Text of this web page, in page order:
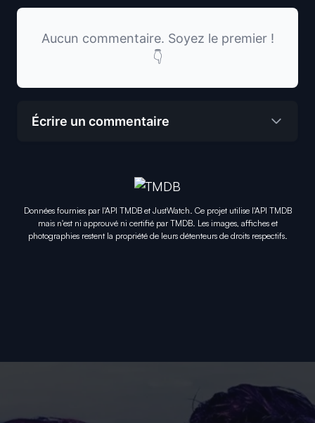
Aucun commentaire. Soyez le premier !
👇
Écrire un commentaire
Données fournies par l'API TMDB et JustWatch. Ce projet utilise l'API TMDB
mais n'est ni approuvé ni certifié par TMDB. Les images, affiches et
photographies restent la propriété de leurs détenteurs de droits respectifs.